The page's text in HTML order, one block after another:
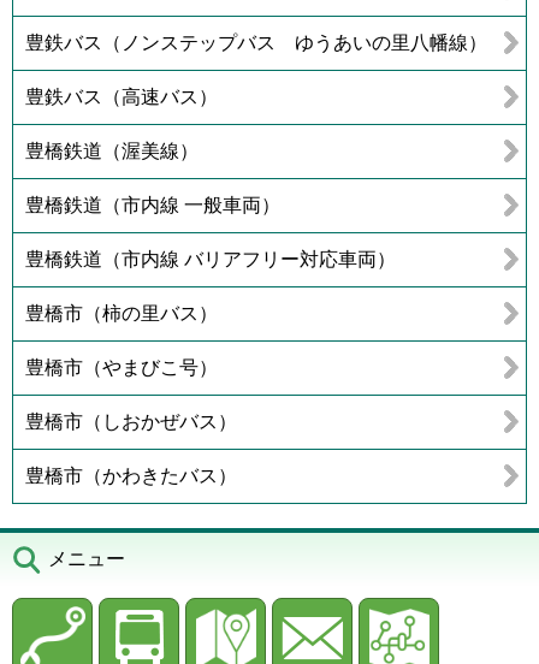
豊鉄バス（ノンステップバス ゆうあいの里八幡線）
豊鉄バス（高速バス）
豊橋鉄道（渥美線）
豊橋鉄道（市内線 一般車両）
豊橋鉄道（市内線 バリアフリー対応車両）
豊橋市（柿の里バス）
豊橋市（やまびこ号）
豊橋市（しおかぜバス）
豊橋市（かわきたバス）
メニュー